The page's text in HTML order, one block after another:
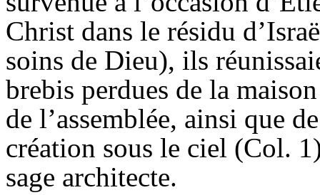
Christ dans le résidu
soins de Dieu), ils
brebis perdues de la
de l’assemblée, ainsi que
création sous le ciel (Col.
sage architecte.